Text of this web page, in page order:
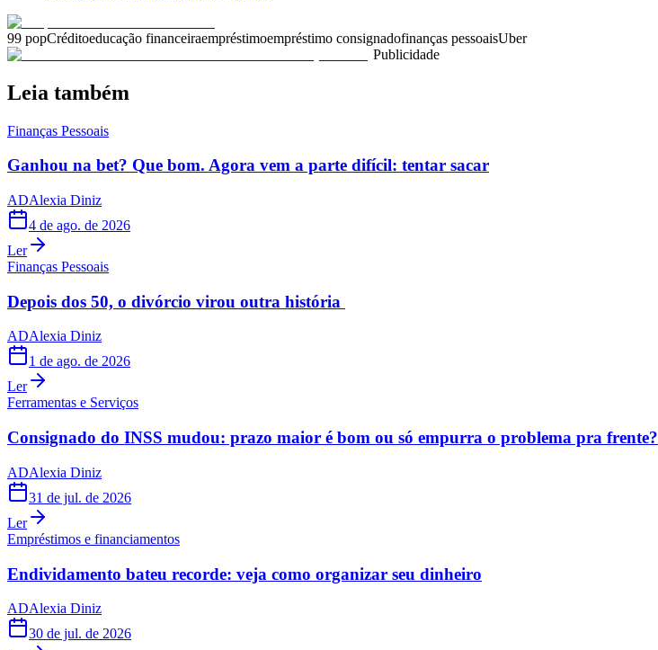
99 popCréditoeducação financeiraempréstimoempréstimo consignadofinanças pessoaisUber
Publicidade
Leia também
Finanças Pessoais
Ganhou na bet? Que bom. Agora vem a parte difícil: tentar sacar
ADAlexia Diniz
4 de ago. de 2026
Ler
Finanças Pessoais
Depois dos 50, o divórcio virou outra história
ADAlexia Diniz
1 de ago. de 2026
Ler
Ferramentas e Serviços
Consignado do INSS mudou: prazo maior é bom ou só empurra o problema pra frente?
ADAlexia Diniz
31 de jul. de 2026
Ler
Empréstimos e financiamentos
Endividamento bateu recorde: veja como organizar seu dinheiro
ADAlexia Diniz
30 de jul. de 2026